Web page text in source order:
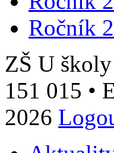
Ročník
ZŠ U
151 015 •
2026